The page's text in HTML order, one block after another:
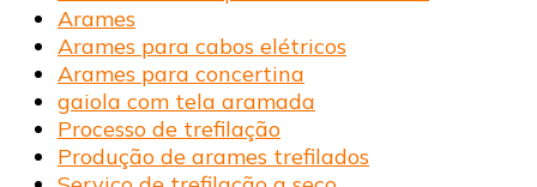
Arames
Arames para cabos elétricos
Arames para concertina
gaiola com tela aramada
Processo de trefilação
Produção de arames trefilados